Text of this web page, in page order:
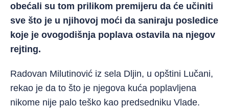
obećali su tom prilikom premijeru da će učiniti
sve što je u njihovoj moći da saniraju posledice
koje je ovogodišnja poplava ostavila na njegov
rejting.
Radovan Milutinović iz sela Dljin, u opštini Lučani,
rekao je da to što je njegova kuća poplavljena
nikome nije palo teško kao predsedniku Vlade.